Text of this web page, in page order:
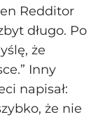
Redditor
długo. Po
że
Inny
napisał:
że nie